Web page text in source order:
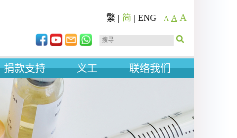
繁 | 简 | ENG A A A
捐款支持 义工 联络我们